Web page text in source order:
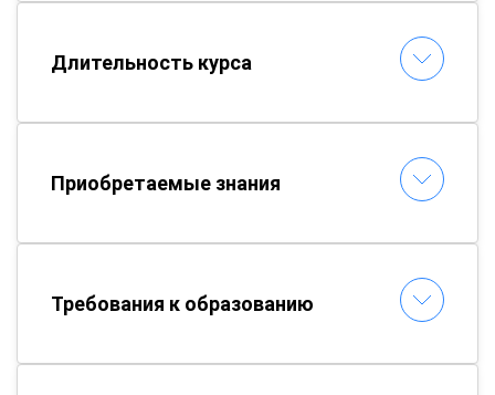
Длительность курса
Приобретаемые знания
Требования к образованию